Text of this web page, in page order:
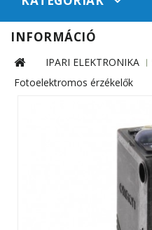
INFORMÁCIÓ
IPARI ELEKTRONIKA
Fotoelektromos érzékelők